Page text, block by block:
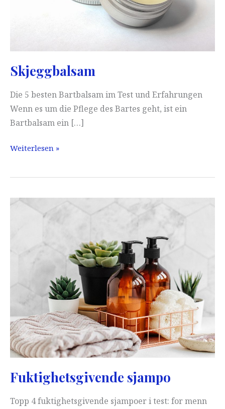
Skjeggbalsam
Die 5 besten Bartbalsam im Test und Erfahrungen
Wenn es um die Pflege des Bartes geht, ist ein
Bartbalsam ein […]
Skjeggbalsam
Weiterlesen »
Fuktighetsgivende sjampo
Topp 4 fuktighetsgivende sjampoer i test: for menn